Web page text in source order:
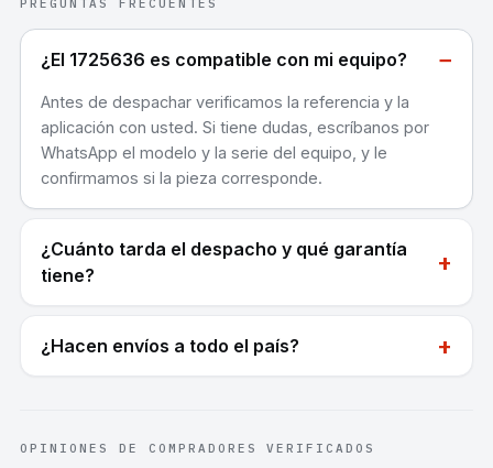
PREGUNTAS FRECUENTES
¿El 1725636 es compatible con mi equipo? −
Antes de despachar verificamos la referencia y la
aplicación con usted. Si tiene dudas, escríbanos por
WhatsApp el modelo y la serie del equipo, y le
confirmamos si la pieza corresponde.
¿Cuánto tarda el despacho y qué garantía
tiene?
+
¿Hacen envíos a todo el país? +
OPINIONES DE COMPRADORES VERIFICADOS